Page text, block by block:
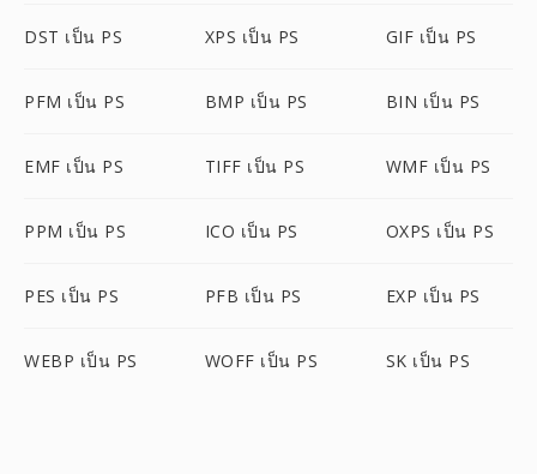
DST เป็น PS XPS เป็น PS GIF เป็น PS
PFM เป็น PS BMP เป็น PS BIN เป็น PS
EMF เป็น PS TIFF เป็น PS WMF เป็น PS
PPM เป็น PS ICO เป็น PS OXPS เป็น PS
PES เป็น PS PFB เป็น PS EXP เป็น PS
WEBP เป็น PS WOFF เป็น PS SK เป็น PS